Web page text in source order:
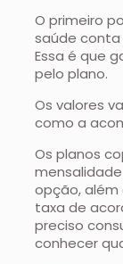
O primeiro
saúde
Essa é que
pelo plano.
Os valores
como a
Os planos
opção, além
taxa de
preciso
conhecer